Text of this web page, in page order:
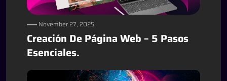
November 27, 2025
Creación De Página Web – 5 Pasos
Esenciales.